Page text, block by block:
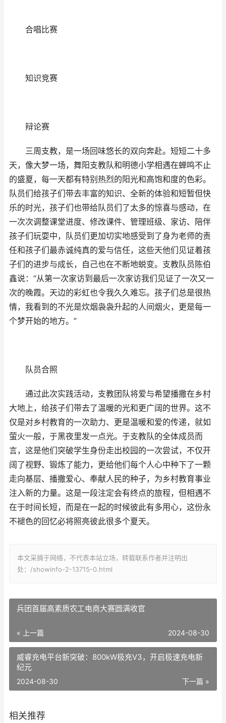
合唱比赛
知识竞赛
辩论赛
三周支教，是一场回味悠长的双向奔赴。短短二十多
天，像大梦一场，舞阳支教队和明德小学相遇在蝉鸣不止
的盛夏，每一天都有特别热烈的阳光和高饱和度的色彩。
队员们给孩子们带去丰富的知识、全新的体验和短暂但快
乐的时光，孩子们也带给队员们了太多的惊喜与感动，在
一次次调整课堂进度、修改课件、管理班级、家访、陪伴
孩子们玩耍中，队员们更加切实地感受到了身为老师的责
任和孩子们最赤诚纯真的爱与信任，这些天他们见证着孩
子们的进步与成长，自己也在不断地蜕变。支教队员陈伯
鑫说：“从第一次家访到最后一次家访我们见证了一次又一
次的晚霞。天边的彩虹也令我久久难忘。孩子们总是很热
情，我看到的不光是炊烟袅袅升起的人间烟火，更是每一
个梦开始的地方。”
队员合照
通过此次实践活动，支教团队将爱与希望播撒在乡村
大地上，给孩子们带去了温暖的光和更广阔的世界。这不
仅是对乡村教育的一次助力、更是温暖和爱的传递，就如
萤火一般，于黑夜里发一点光。于支教队的全体成员而
言，这是他们突破学生身份走出校园的一次尝试，不仅开
阔了视野、锻炼了能力，更给他们每个人心中种下了一颗
走向基层、播撒爱心、奉献人民的种子，为乡村教育事业
注入新的力量。这是一段注定会有终点的旅程，但相遇不
在于时间长短，而是在一起的时候彼此有多用心，这份永
不褪色的回忆必将照亮彼此很多个夏天。
本文采摘于网络，不代表本站立场，转载联系作者并注明出
处：/showinfo-2-13715-0.html
兵团首届高素质农工电商大赛圆满收官
« 上一篇 2024-08-30
威睿充电平台新突破：800kW极充V3，开启极速充电新
纪元
下一篇 »
2024-08-30
相关推荐